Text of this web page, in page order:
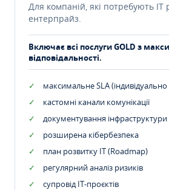
Для компаній, які потребують ІТ
ентерпрайз.
Включає всі послуги GOLD з
відповідальності.
максимальне SLA
кастомні канали комунікації
документування інфраструктури
розширена кібербезпека
план розвитку IT (Roadmap)
регулярний аналіз ризиків
супровід ІТ-проєктів